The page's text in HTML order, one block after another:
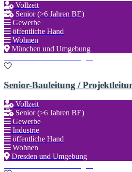
Vollzeit
Senior (>6 Jahren BE)
Gewerbe
öffentliche Hand
Wohnen
München und Umgebung
Senior-Bauleitung /
Vollzeit
Senior (>6 Jahren BE)
Gewerbe
Industrie
öffentliche Hand
Wohnen
Dresden und Umgebung